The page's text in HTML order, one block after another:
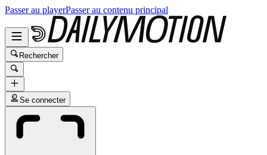
Passer au playerPasser au contenu principal
Rechercher
Se connecter